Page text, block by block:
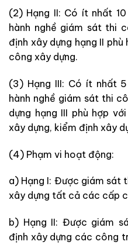
(2) Hạng II: Có ít nhất
hành nghề giám sát thi
định xây dựng hạng II
công xây dựng.
(3) Hạng III: Có ít nhất
hành nghề giám sát thi
dựng hạng III phù hợp
xây dựng, kiểm định xây
(4) Phạm vi hoạt động:
a) Hạng I: Được giám sát
xây dựng tất cả các cấp
b) Hạng II: Được giám
định xây dựng các công